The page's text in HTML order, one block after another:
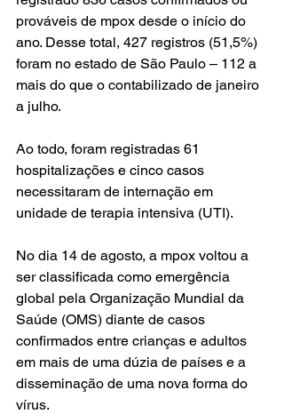
prováveis de mpox desde o início do
ano. Desse total, 427 registros (51,5%)
foram no estado de São Paulo – 112 a
mais do que o contabilizado de janeiro
a julho.
Ao todo, foram registradas 61
hospitalizações e cinco casos
necessitaram de internação em
unidade de terapia intensiva (UTI).
No dia 14 de agosto, a mpox voltou a
ser classificada como emergência
global pela Organização Mundial da
Saúde (OMS) diante de casos
confirmados entre crianças e adultos
em mais de uma dúzia de países e a
disseminação de uma nova forma do
vírus.